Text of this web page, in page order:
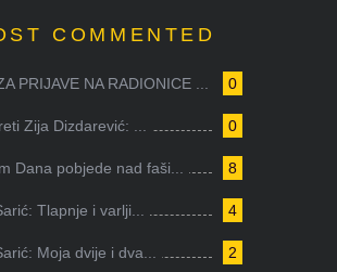
COMMENTED
0
PRIJAVE NA RADIONICE ...
0
Zija Dizdarević: ...
8
Dana pobjede nad faši...
4
Tlapnje i varlji...
2
Moja dvije i dva...